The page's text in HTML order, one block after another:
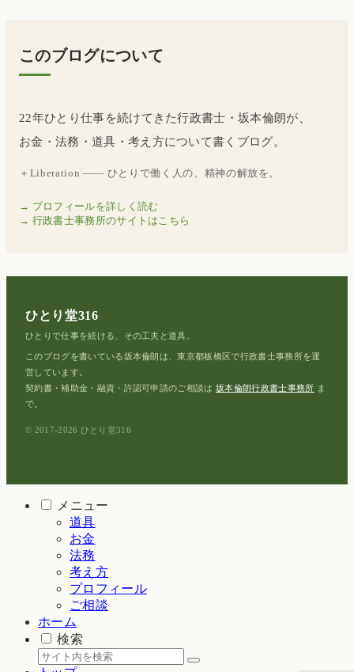
このブログについて
22年ひとり仕事を続けてきた行政書士・坂本倫朗が、
お金・法務・道具・考え方について書くブログ。
＋Liberation —— ひとりで働く人の、精神の解放を。
→ プロフィールを詳しく読む
→ 行政書士事務所のサイトはこちら
ひとり堂316
ひとりで仕事を続ける、その工夫と道具。
このブログを書いている坂本倫朗は、東京都板橋区で行政書士事務所を運
営しています。
契約書・補助金・融資・許認可申請のご相談は坂本倫朗行政書士事務所 ま
で。
© 2017-2026 ひとり堂316
メニュー
道具
お金
法務
考え方
プロフィール
ご相談
ホーム
検索